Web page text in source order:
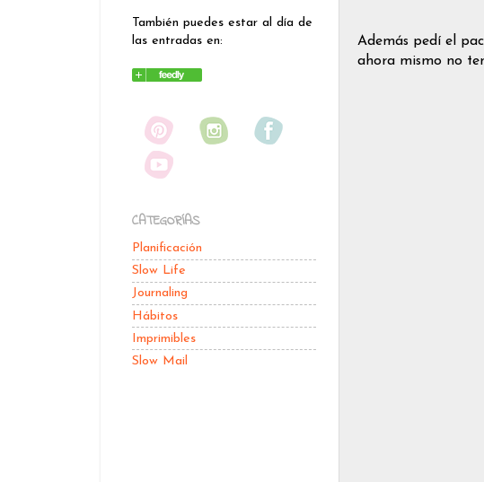
Además pedí el
ahora mismo no
También puedes estar al día de
las entradas en:
CATEGORÍAS
Planificación
Slow Life
Journaling
Hábitos
Imprimibles
Slow Mail